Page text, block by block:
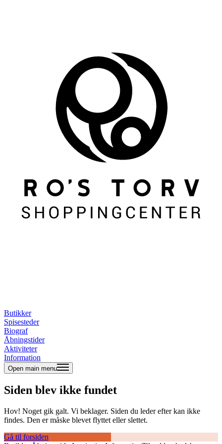
Butikker
Spisesteder
Biograf
Åbningstider
Aktiviteter
Information
Open main menu
Siden blev ikke fundet
Hov! Noget gik galt. Vi beklager. Siden du leder efter kan ikke
findes. Den er måske blevet flyttet eller slettet.
Gå til forsiden